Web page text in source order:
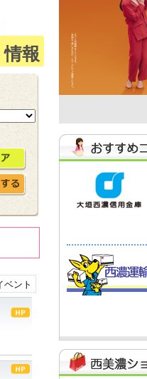
報
ベント